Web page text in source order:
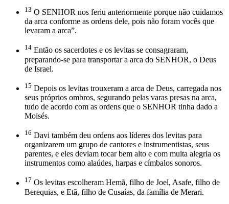
13 O SENHOR nos feriu anteriormente porque não cuidamos
da arca conforme as ordens dele, pois não foram vocês que
levaram a arca”.
14 Então os sacerdotes e os levitas se consagraram,
preparando-se para transportar a arca do SENHOR, o Deus
de Israel.
15 Depois os levitas trouxeram a arca de Deus, carregada nos
seus próprios ombros, segurando pelas varas presas na arca,
tudo de acordo com as ordens que o SENHOR tinha dado a
Moisés.
16 Davi também deu ordens aos líderes dos levitas para
organizarem um grupo de cantores e instrumentistas, seus
parentes, e eles deviam tocar bem alto e com muita alegria os
instrumentos como alaúdes, harpas e címbalos sonoros.
17 Os levitas escolheram Hemã, filho de Joel, Asafe, filho de
Berequias, e Etã, filho de Cusaías, da família de Merari.